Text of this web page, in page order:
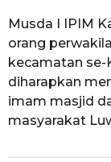
Musda I IPIM
orang
kecamatan se-
diharapkan
imam masjid
masyarakat